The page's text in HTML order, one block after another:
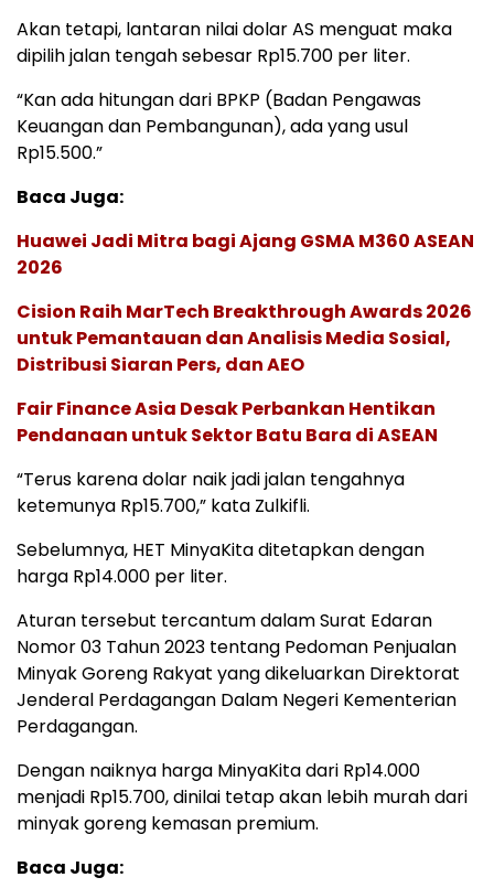
Akan tetapi, lantaran nilai dolar AS menguat maka
dipilih jalan tengah sebesar Rp15.700 per liter.
“Kan ada hitungan dari BPKP (Badan Pengawas
Keuangan dan Pembangunan), ada yang usul
Rp15.500.”
Baca Juga:
Huawei Jadi Mitra bagi Ajang GSMA M360 ASEAN
2026
Cision Raih MarTech Breakthrough Awards 2026
untuk Pemantauan dan Analisis Media Sosial,
Distribusi Siaran Pers, dan AEO
Fair Finance Asia Desak Perbankan Hentikan
Pendanaan untuk Sektor Batu Bara di ASEAN
“Terus karena dolar naik jadi jalan tengahnya
ketemunya Rp15.700,” kata Zulkifli.
Sebelumnya, HET MinyaKita ditetapkan dengan
harga Rp14.000 per liter.
Aturan tersebut tercantum dalam Surat Edaran
Nomor 03 Tahun 2023 tentang Pedoman Penjualan
Minyak Goreng Rakyat yang dikeluarkan Direktorat
Jenderal Perdagangan Dalam Negeri Kementerian
Perdagangan.
Dengan naiknya harga MinyaKita dari Rp14.000
menjadi Rp15.700, dinilai tetap akan lebih murah dari
minyak goreng kemasan premium.
Baca Juga: